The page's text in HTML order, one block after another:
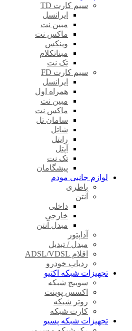
سیم کارت TD
ایرانسل
مبین نت
ماکس نت
وینکس
مبناتکلام
تک نت
سیم کارت FD
ایرانسل
همراه اول
مبین نت
ماکس نت
سامان تل
شاتل
رایتل
آپتل
تک نت
پیشگامان
لوازم جانبی مودم
باطری
آنتن
داخلی
خارجی
مبدل آنتن
آداپتور
مبدل / تبدیل
اقلام ADSL/VDSL
ردیاب خودرو
تجهیزات شبکه اکتیو
سوییچ شبکه
اکسس پوینت
روتر شبکه
کارت شبکه
تجهیزات شبکه پسیو